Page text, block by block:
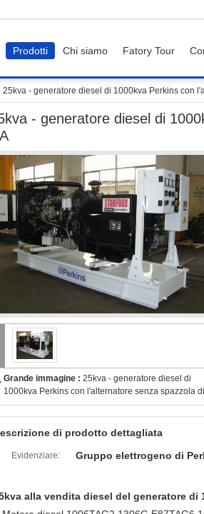
Prodotti Chi siamo Fatory Tour
25kva - generatore diesel di 1000kva Perkins con
- generatore diesel di
Grande immagine : 25kva - generatore diesel di
1000kva Perkins con l'alternatore senza spazzola
di prodotto dettagliata
Evidenziare: Gruppo elettrogeno di
alla vendita diesel del generatore di